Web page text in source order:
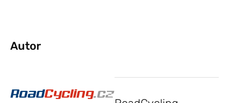
Autor